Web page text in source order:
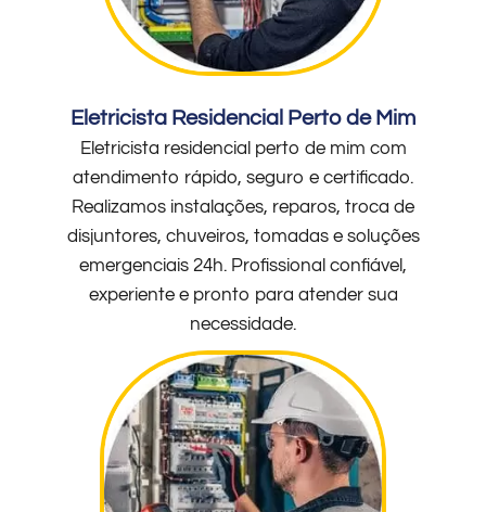
Eletricista Residencial Perto de Mim
Eletricista residencial perto de mim com
atendimento rápido, seguro e certificado.
Realizamos instalações, reparos, troca de
disjuntores, chuveiros, tomadas e soluções
emergenciais 24h. Profissional confiável,
experiente e pronto para atender sua
necessidade.